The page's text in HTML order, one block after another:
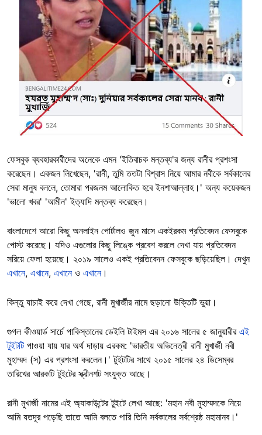
ফেসবুক ব্যবহারকারীদের অনেকে এমন 'ইতিবাচক মন্তব্য'র জন্য রানীর প্রশংসা
করেছেন। একজন লিখেছেন, 'রানী, তুমি ততটা বিশ্বাস নিয়ে আমার নবীকে সর্বকালের
সেরা মানুষ বললে, তোমারা পরজনম আলোকিত হবে ইনশাআল্লাহ।' অন্য কয়েকজন
'ভালো খবর' 'আমীন' ইত্যাদি মন্তব্য করেছেন।
বাংলাদেশে আরো কিছু অনলাইন পোর্টালও জুন মাসে একইরকম প্রতিবেদন ফেসবুকে
পোস্ট করেছে। যদিও এগুলোর কিছু লিঙ্কে প্রবেশ করলে দেখা যায় প্রতিবেদন
সরিয়ে ফেলা হয়েছে। ২০১৯ সালেও একই প্রতিবেদন ফেসবুকে ছড়িয়েছিল। দেখুন
এখানে, এখানে, এখানেও এখানে।
কিন্তু যাচাই করে দেখা গেছে, রানী মুখার্জীর নামে ছড়ানো উক্তিটি ভুয়া।
গুগল কীওয়ার্ড সার্চে পাকিস্তানের ডেইলি টাইমস এর ২০১৬ সালের ৫ জানুয়ারীর এই
টুইটটিপাওয়া যায় যার অর্থ দাড়ায় এরকম: 'ভারতীয় অভিনেত্রী রানী মুখার্জী নবী
মুহাম্মদ (স) এর প্রশংসা করলেন।' টুইটটির সাথে ২০১৫ সালের ২৪ ডিসেম্বর
তারিখের আরকটি টুইটের স্ক্রীনশট সংযুক্ত আছে।
রানী মুখার্জী নামের এই অ্যাকাউন্টের টুইটে লেখা আছে: 'মহান নবী মুহাম্মদকে নিয়ে
আমি যতদূর পড়েছি তাতে আমি বলতে পারি তিনি সর্বকালের সর্বশ্রেষ্ঠ মহামানব।'